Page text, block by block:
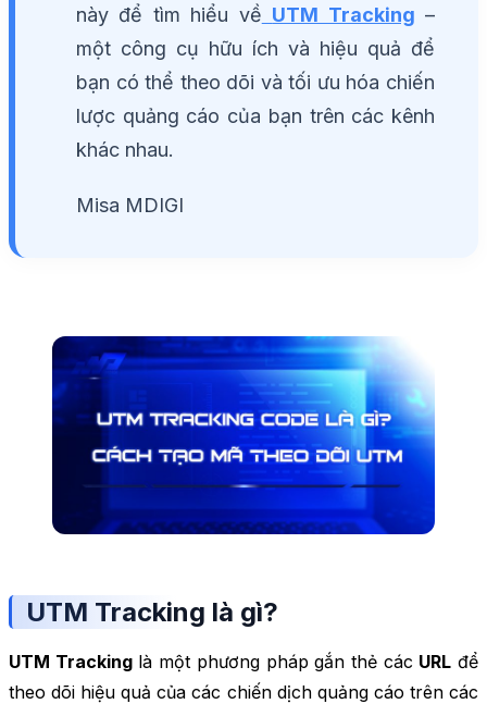
này để tìm hiểu về UTM Tracking –
một công cụ hữu ích và hiệu quả để
bạn có thể theo dõi và tối ưu hóa chiến
lược quảng cáo của bạn trên các kênh
khác nhau.
Misa MDIGI
UTM Tracking là gì?
UTM Trackinglà một phương pháp gắn thẻ các URL để
theo dõi hiệu quả của các chiến dịch quảng cáo trên các